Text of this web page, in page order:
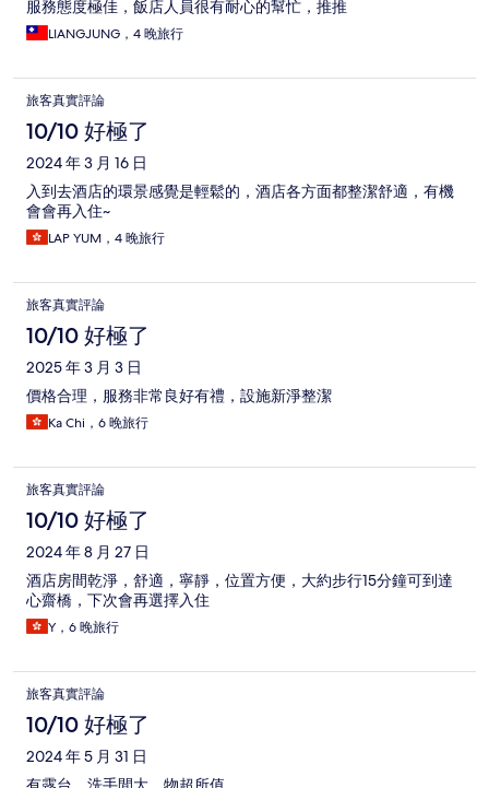
服務態度極佳，飯店人員很有耐心的幫忙，推推
LIANGJUNG，4 晚旅行
旅客真實評論
10/10 好極了
2024 年 3 月 16 日
入到去酒店的環景感覺是輕鬆的，酒店各方面都整潔舒適，有機
會會再入住~
LAP YUM，4 晚旅行
旅客真實評論
10/10 好極了
2025 年 3 月 3 日
價格合理，服務非常良好有禮，設施新淨整潔
Ka Chi，6 晚旅行
旅客真實評論
10/10 好極了
2024 年 8 月 27 日
酒店房間乾淨，舒適，寧靜，位置方便，大約步行15分鐘可到達
心齋橋，下次會再選擇入住
Y，6 晚旅行
旅客真實評論
10/10 好極了
2024 年 5 月 31 日